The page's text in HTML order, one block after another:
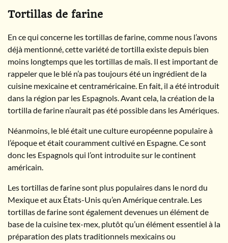
Tortillas de farine
En ce qui concerne les tortillas de farine, comme nous l’avons
déjà mentionné, cette variété de tortilla existe depuis bien
moins longtemps que les tortillas de maïs. Il est important de
rappeler que le blé n’a pas toujours été un ingrédient de la
cuisine mexicaine et centraméricaine. En fait, il a été introduit
dans la région par les Espagnols. Avant cela, la création de la
tortilla de farine n’aurait pas été possible dans les Amériques.
Néanmoins, le blé était une culture européenne populaire à
l’époque et était couramment cultivé en Espagne. Ce sont
donc les Espagnols qui l’ont introduite sur le continent
américain.
Les tortillas de farine sont plus populaires dans le nord du
Mexique et aux États-Unis qu’en Amérique centrale. Les
tortillas de farine sont également devenues un élément de
base de la cuisine tex-mex, plutôt qu’un élément essentiel à la
préparation des plats traditionnels mexicains ou